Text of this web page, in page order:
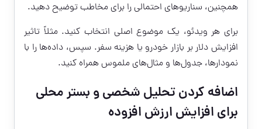
همچنین، سناریوهای احتمالی را برای مخاطب توضیح دهید.
برای هر ویدئو، یک موضوع اصلی انتخاب کنید. مثلاً تاثیر
افزایش دلار بر بازار خودرو یا هزینه سفر. سپس، داده‌ها را با
نمودارها، جدول‌ها و مثال‌های ملموس همراه کنید.
اضافه کردن تحلیل شخصی و بستر محلی
برای افزایش ارزش افزوده